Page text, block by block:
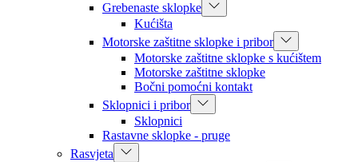
Grebenaste sklopke
Kućišta
Motorske zaštitne sklopke i pribor
Motorske zaštitne sklopke s kućištem
Motorske zaštitne sklopke
Bočni pomoćni kontakt
Sklopnici i pribor
Sklopnici
Rastavne sklopke - pruge
Rasvjeta